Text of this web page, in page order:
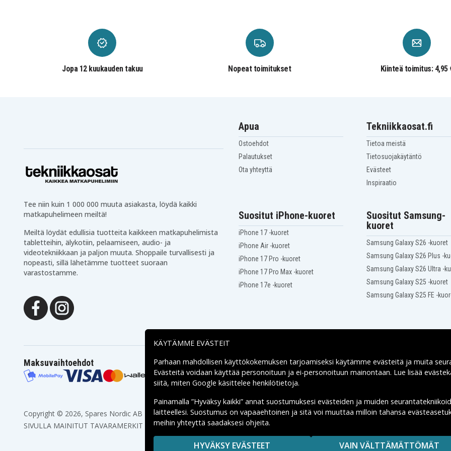
Jopa 12 kuukauden takuu Nopeat toimitukset Kiinteä toimitus: 4,95
Tee niin kuin 1 000 000 muuta asiakasta, löydä kaikki
matkapuhelimeen meiltä!
Meiltä löydät edullisia tuotteita kaikkeen matkapuhelimista
tabletteihin, älykotiin, pelaamiseen, audio- ja
videotekniikkaan ja paljon muuta. Shoppaile turvallisesti ja
nopeasti, sillä lähetämme tuotteet suoraan
varastostamme.
Apua
Ostoehdot
Palautukset
Ota yhteyttä
Tekniikkaosat.fi
Tietoa meistä
Tietosuojakäytäntö
Evästeet
Inspiraatio
Suositut iPhone-kuoret
iPhone 17 -kuoret
iPhone Air -kuoret
iPhone 17 Pro -kuoret
iPhone 17 Pro Max -kuoret
iPhone 17e -kuoret
Suositut Samsung-
kuoret
Samsung Galaxy S26 -kuoret
Samsung Galaxy S26 Plus -
Samsung Galaxy S26 Ultra -
Samsung Galaxy S25 -kuoret
Samsung Galaxy S25 FE -
Maksuvaihtoehdot Toimitusvaihtoehdot
Copyright © 2026, Spares Nordic AB
SIVULLA MAINITUT TAVARAMERKIT OVAT OMISTAJIENSA OMAISUUTTA.
KÄYTÄMME EVÄSTEIT
Parhaan mahdollisen käyttökokemuksen tarjoamiseksi käytämme evästeitä ja muita
Evästeitä voidaan käyttää personoituun ja ei-personoituun mainontaan. Lue lisää
siitä, miten Google käsittelee henkilötietoja.
Painamalla ”Hyväksy kaikki” annat suostumuksesi evästeiden ja muiden
laitteellesi. Suostumus on vapaaehtoinen ja sitä voi muuttaa milloin tahansa
meihin yhteyttä saadaksesi ohjeita.
HYVÄKSY EVÄSTEET VAIN VÄLTTÄMÄTTÖMÄT